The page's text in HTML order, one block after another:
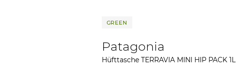
GREEN
Patagonia
Hüfttasche TERRAVIA MINI HIP PACK 1L